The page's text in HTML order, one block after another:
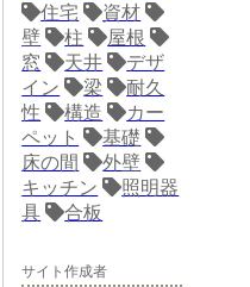
住宅
資材
壁
柱
屋根
窓
天井
デザ
イン
梁
耐久
性
構造
カー
ペット
基礎
床の間
外壁
キッチン
照明器
具
合板
サイト作成者